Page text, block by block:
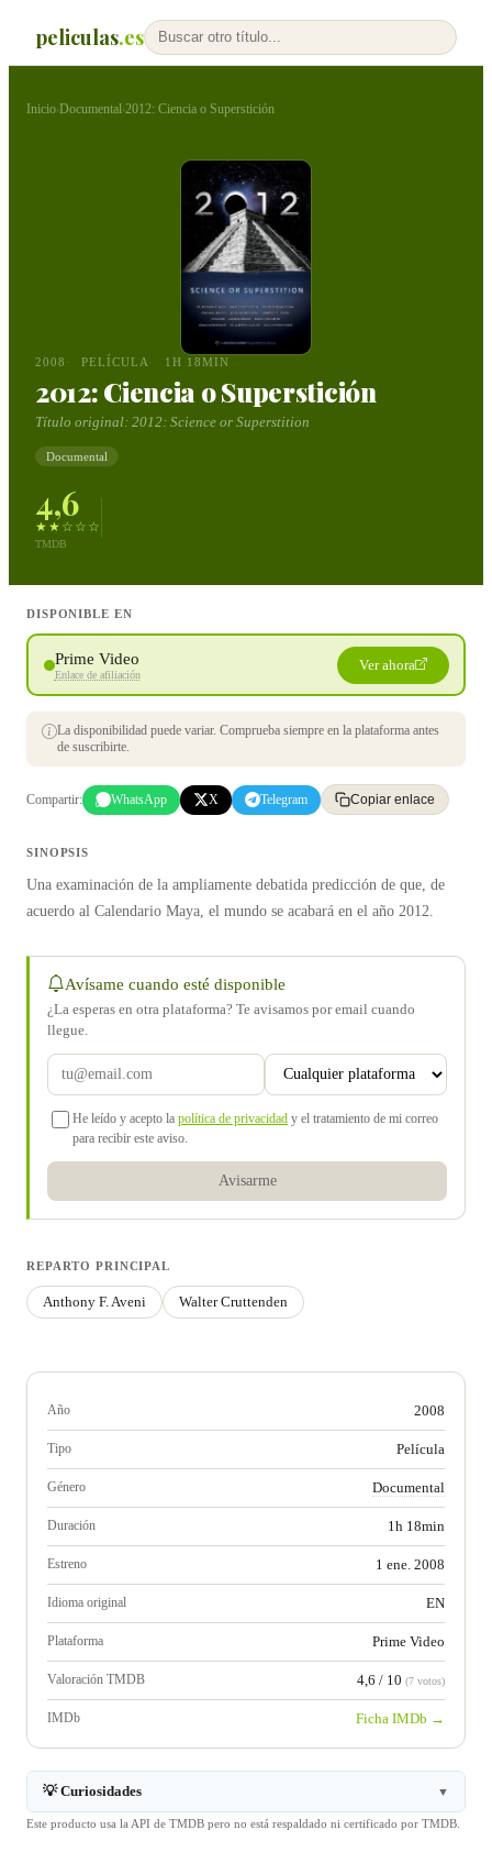
peliculas.es
Inicio›Documental›2012: Ciencia o Superstición
2008 PELÍCULA 1H 18MIN
2012: Ciencia o Superstición
Título original: 2012: Science or Superstition
Documental
4,6
★★☆☆☆
TMDB
DISPONIBLE EN
Prime Video
Enlace de afiliación
Ver ahora
La disponibilidad puede variar. Comprueba siempre en la plataforma antes
de suscribirte.
Compartir: WhatsApp X Telegram Copiar enlace
SINOPSIS
Una examinación de la ampliamente debatida predicción de que, de
acuerdo al Calendario Maya, el mundo se acabará en el año 2012.
Avísame cuando esté disponible
¿La esperas en otra plataforma? Te avisamos por email cuando
llegue.
He leído y acepto la política de privacidad y el tratamiento de mi correo
para recibir este aviso.
Avisarme
REPARTO PRINCIPAL
Anthony F. Aveni Walter Cruttenden
Año 2008
Tipo Película
Género Documental
Duración 1h 18min
Estreno 1 ene. 2008
Idioma original EN
Plataforma Prime Video
Valoración TMDB 4,6 / 10 (7 votos)
IMDb Ficha IMDb →
💡 Curiosidades ▼
Este producto usa la API de TMDB pero no está respaldado ni certificado por TMDB.